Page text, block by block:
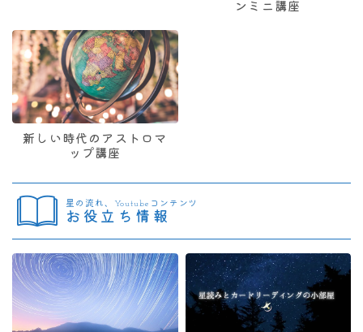
ンミニ講座
新しい時代のアストロマ
ップ講座
星の流れ、Youtubeコンテンツ
お役立ち情報